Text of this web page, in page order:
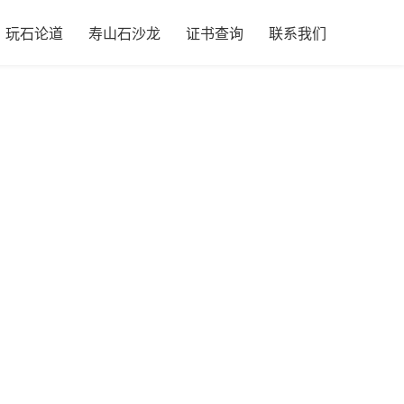
玩石论道 寿山石沙龙 证书查询 联系我们